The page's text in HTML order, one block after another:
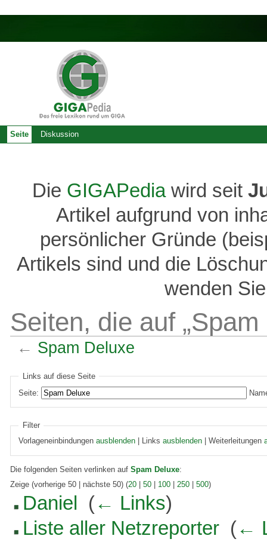
Die GIGAPediawird seit
Artikel aufgrund von
persönlicher Gründe
Artikels sind und die
wenden
Seiten, die auf
← Spam Deluxe
Links auf diese Seite
Seite:
Filter
Vorlageneinbindungenausblenden | Linksausblenden | Weiterleitungen
Die folgenden Seiten verlinken auf Spam Deluxe:
Zeige (vorherige 50 | nächste 50) (20 50 100 250 500)
Daniel (← Links)
Liste aller Netzreporter (←
Seite Diskussion